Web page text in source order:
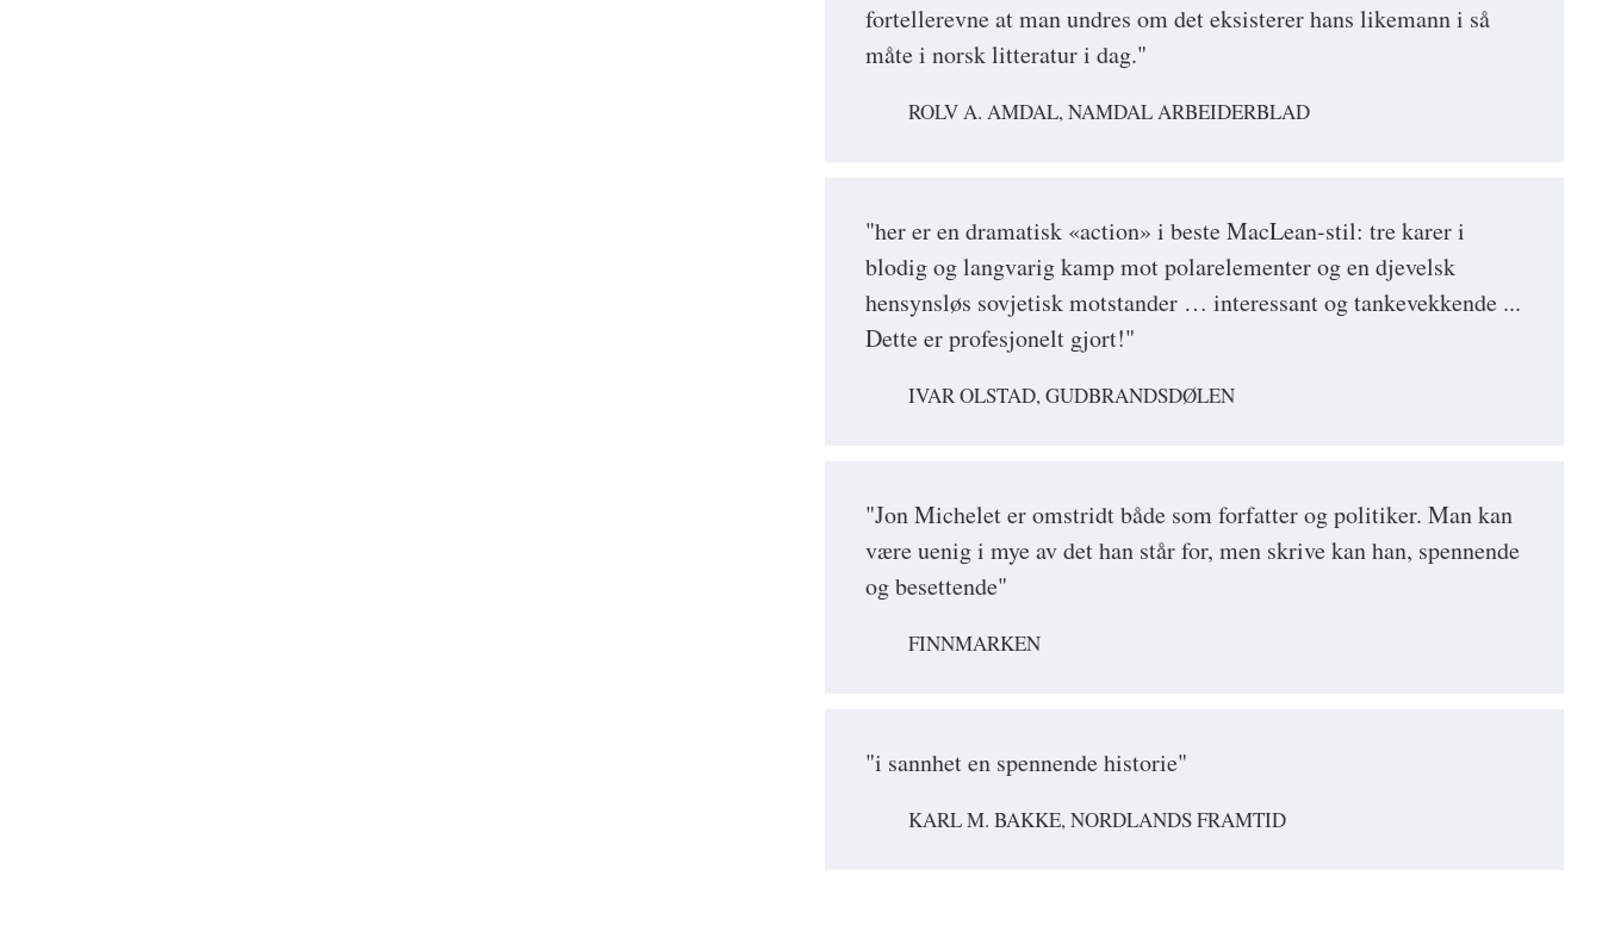
fortellerevne at man undres om det eksisterer hans likemann i så
måte i norsk litteratur i dag."
ROLV A. AMDAL, NAMDAL ARBEIDERBLAD
"her er en dramatisk «action» i beste MacLean-stil: tre karer i
blodig og langvarig kamp mot polarelementer og en djevelsk
hensynsløs sovjetisk motstander … interessant og tankevekkende ...
Dette er profesjonelt gjort!"
IVAR OLSTAD, GUDBRANDSDØLEN
"Jon Michelet er omstridt både som forfatter og politiker. Man kan
være uenig i mye av det han står for, men skrive kan han, spennende
og besettende"
FINNMARKEN
"i sannhet en spennende historie"
KARL M. BAKKE, NORDLANDS FRAMTID